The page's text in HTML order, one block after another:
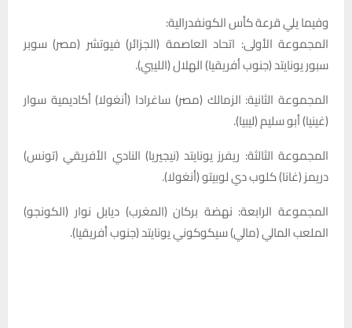
وفيما يلي قرعة كأس الكونفدرالية:
المجموعة الأولى: اتحاد العاصمة (الجزائر) فيوتشر (مصر) سوبر
سبور يونايتد (جنوب أفريقيا) الهلال (الليبي).
المجموعة الثانية: الزمالك (مصر) ساغرادا (أنغولا) أكاديمية سوار
(غينيا) أبو سليم (ليبيا).
المجموعة الثالثة: ريفرز يونايتد (نيجيريا) النادي الأفريقي (تونس)
دريمز (غانا) كلوب دي لوبيتو (أنغولا).
المجموعة الرابعة: نهضة بركان (المغرب) ديابل نوار (الكونجو)
الملعب المالي (مالي) سيكوكوني يونايتد (جنوب أفريقيا).